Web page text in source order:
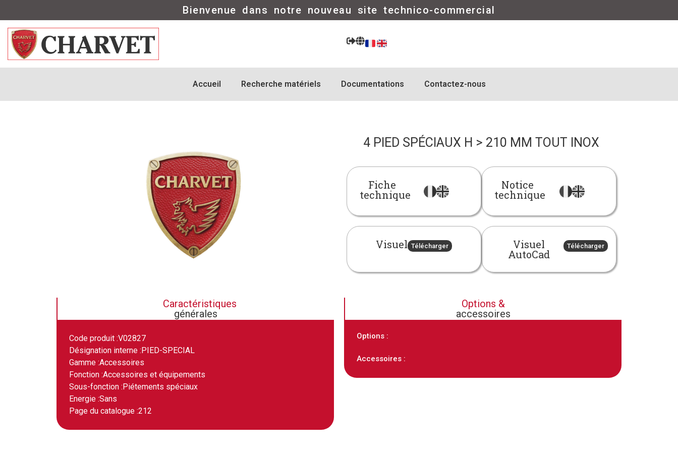
Bienvenue dans notre nouveau site technico-commercial
Accueil Recherche matériels Documentations Contactez-nous
4 PIED SPÉCIAUX H > 210 MM TOUT INOX
Fiche
technique
Notice
technique
Visuel Télécharger Visuel
AutoCad
Télécharger
Caractéristiques
générales
Code produit :V02827
Désignation interne :PIED-SPECIAL
Gamme :Accessoires
Fonction :Accessoires et équipements
Sous-fonction :Piétements spéciaux
Energie :Sans
Page du catalogue :212
Options &
accessoires
Options :
Accessoires :